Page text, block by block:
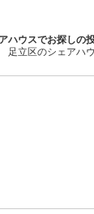
ハウスでお探しの
足立区のシェアハ